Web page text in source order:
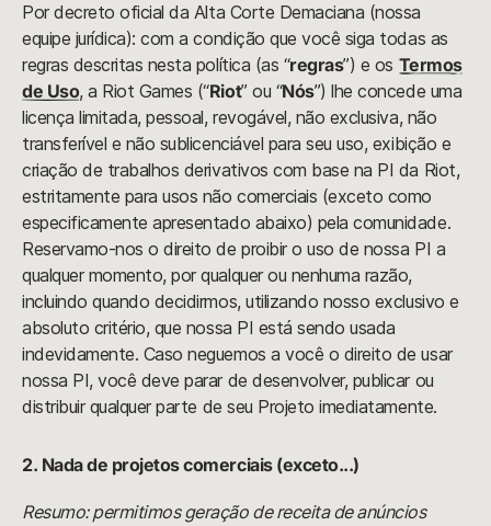
Por decreto oficial da Alta Corte Demaciana (nossa
equipe jurídica): com a condição que você siga todas as
regras descritas nesta política (as “regras”) e os Termos
de Uso, a Riot Games (“Riot” ou “Nós”) lhe concede uma
licença limitada, pessoal, revogável, não exclusiva, não
transferível e não sublicenciável para seu uso, exibição e
criação de trabalhos derivativos com base na PI da Riot,
estritamente para usos não comerciais (exceto como
especificamente apresentado abaixo) pela comunidade.
Reservamo-nos o direito de proibir o uso de nossa PI a
qualquer momento, por qualquer ou nenhuma razão,
incluindo quando decidirmos, utilizando nosso exclusivo e
absoluto critério, que nossa PI está sendo usada
indevidamente. Caso neguemos a você o direito de usar
nossa PI, você deve parar de desenvolver, publicar ou
distribuir qualquer parte de seu Projeto imediatamente.
2. Nada de projetos comerciais (exceto...)
Resumo: permitimos geração de receita de anúncios